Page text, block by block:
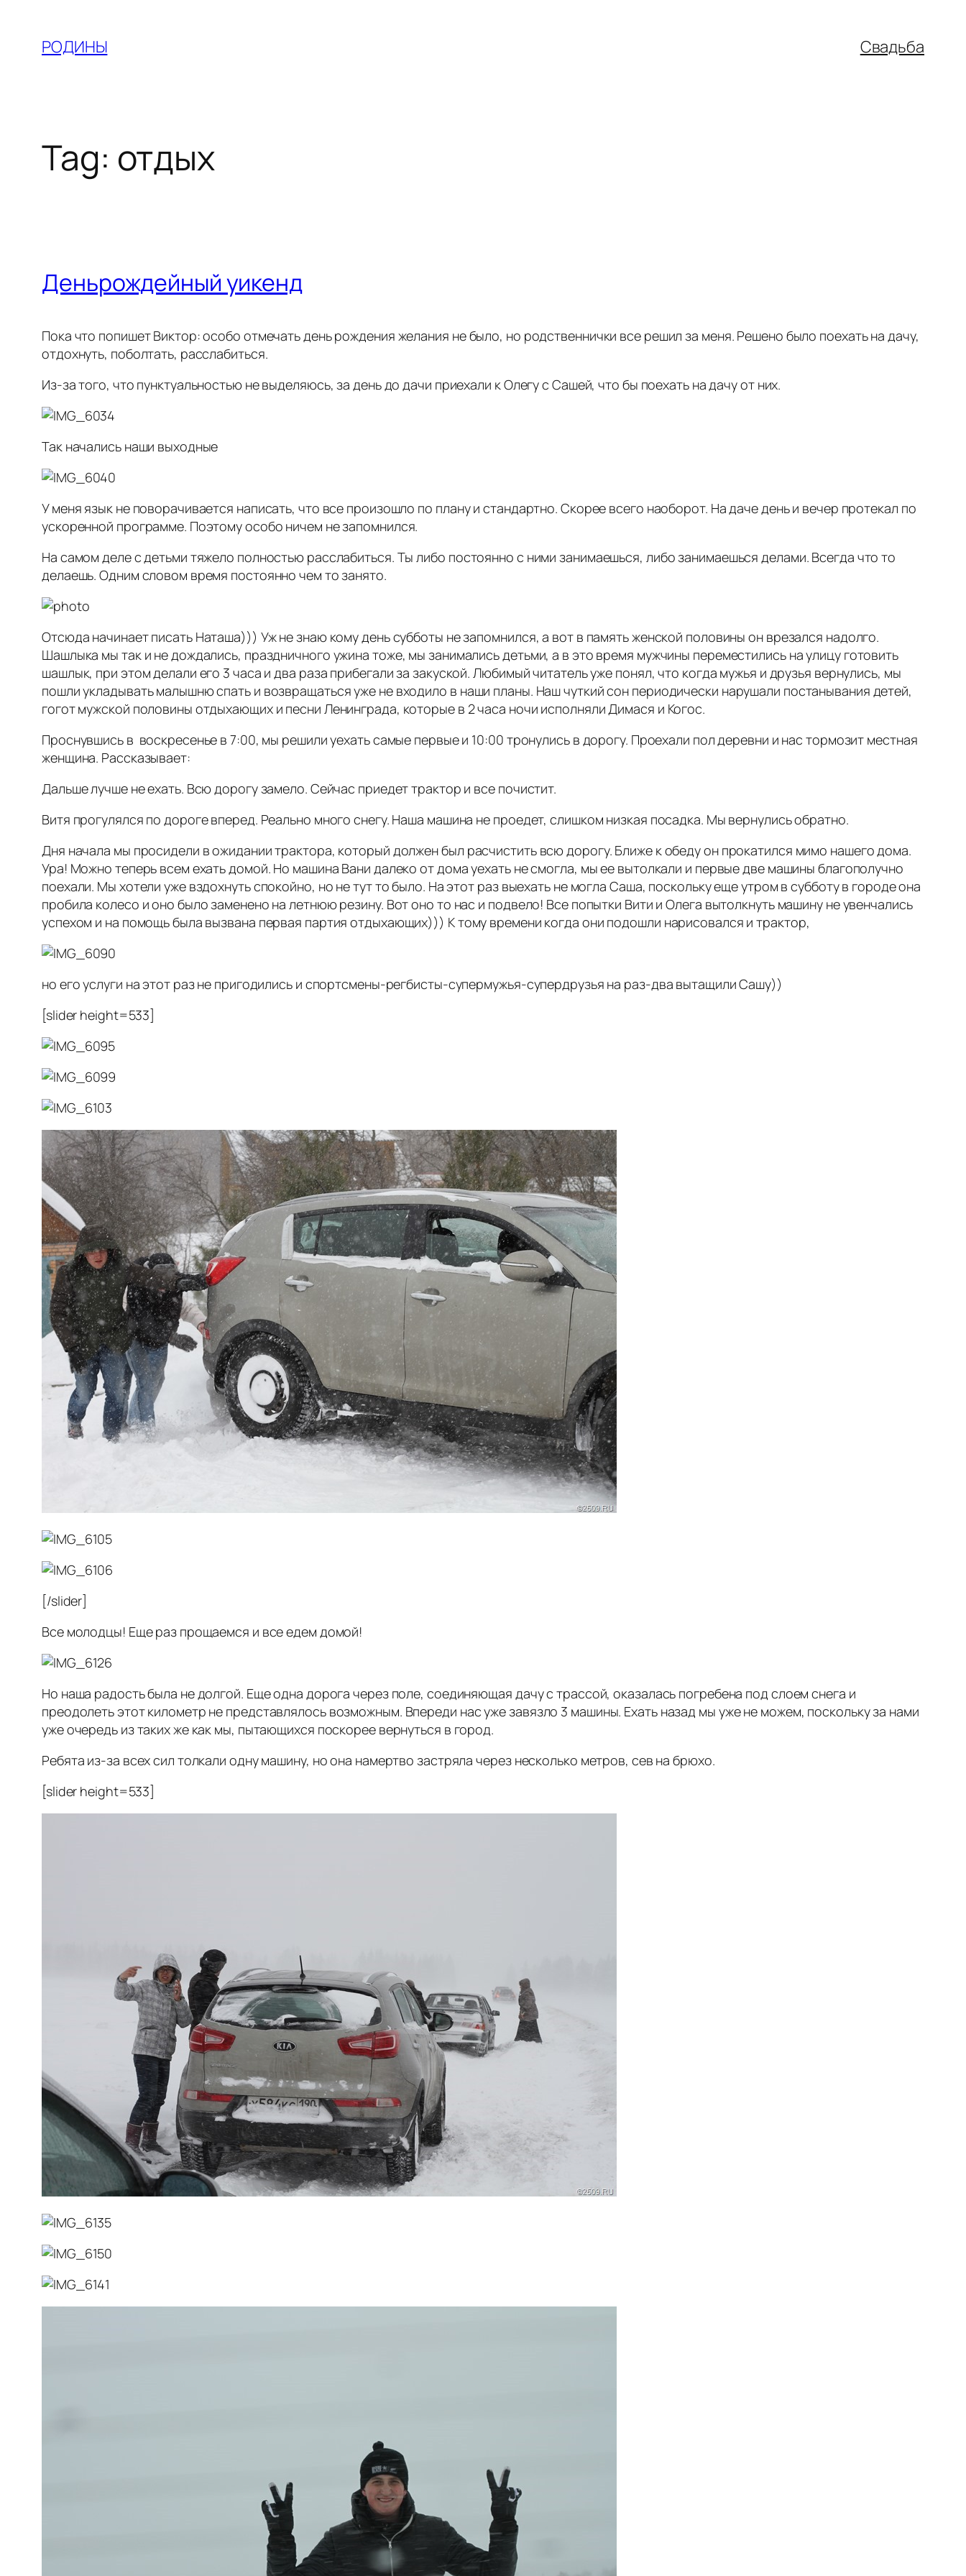
content
РОДИНЫ Свадьба
Tag: отдых
Деньрождейный уикенд
Пока что попишет Виктор: особо отмечать день рождения желания не было, но родственнички все решил за меня. Решено было поехать на дачу,
отдохнуть, поболтать, расслабиться.
Из-за того, что пунктуальностью не выделяюсь, за день до дачи приехали к Олегу с Сашей, что бы поехать на дачу от них.
Так начались наши выходные
У меня язык не поворачивается написать, что все произошло по плану и стандартно. Скорее всего наоборот. На даче день и вечер протекал по
ускоренной программе. Поэтому особо ничем не запомнился.
На самом деле с детьми тяжело полностью расслабиться. Ты либо постоянно с ними занимаешься, либо занимаешься делами. Всегда что то
делаешь. Одним словом время постоянно чем то занято.
Отсюда начинает писать Наташа))) Уж не знаю кому день субботы не запомнился, а вот в память женской половины он врезался надолго.
Шашлыка мы так и не дождались, праздничного ужина тоже, мы занимались детьми, а в это время мужчины переместились на улицу готовить
шашлык, при этом делали его 3 часа и два раза прибегали за закуской. Любимый читатель уже понял, что когда мужья и друзья вернулись, мы
пошли укладывать малышню спать и возвращаться уже не входило в наши планы. Наш чуткий сон периодически нарушали постанывания детей,
гогот мужской половины отдыхающих и песни Ленинграда, которые в 2 часа ночи исполняли Димася и Когос.
Проснувшись в воскресенье в 7:00, мы решили уехать самые первые и 10:00 тронулись в дорогу. Проехали пол деревни и нас тормозит местная
женщина. Рассказывает:
Дальше лучше не ехать. Всю дорогу замело. Сейчас приедет трактор и все почистит.
Витя прогулялся по дороге вперед. Реально много снегу. Наша машина не проедет, слишком низкая посадка. Мы вернулись обратно.
Дня начала мы просидели в ожидании трактора, который должен был расчистить всю дорогу. Ближе к обеду он прокатился мимо нашего дома.
Ура! Можно теперь всем ехать домой. Но машина Вани далеко от дома уехать не смогла, мы ее вытолкали и первые две машины благополучно
поехали. Мы хотели уже вздохнуть спокойно, но не тут то было. На этот раз выехать не могла Саша, поскольку еще утром в субботу в городе она
пробила колесо и оно было заменено на летнюю резину. Вот оно то нас и подвело! Все попытки Вити и Олега вытолкнуть машину не увенчались
успехом и на помощь была вызвана первая партия отдыхающих))) К тому времени когда они подошли нарисовался и трактор,
но его услуги на этот раз не пригодились и спортсмены-регбисты-супермужья-супердрузья на раз-два вытащили Сашу))
[slider height=533]
[/slider]
Все молодцы! Еще раз прощаемся и все едем домой!
Но наша радость была не долгой. Еще одна дорога через поле, соединяющая дачу с трассой, оказалась погребена под слоем снега и
преодолеть этот километр не представлялось возможным. Впереди нас уже завязло 3 машины. Ехать назад мы уже не можем, поскольку за нами
уже очередь из таких же как мы, пытающихся поскорее вернуться в город.
Ребята из-за всех сил толкали одну машину, но она намертво застряла через несколько метров, сев на брюхо.
[slider height=533]